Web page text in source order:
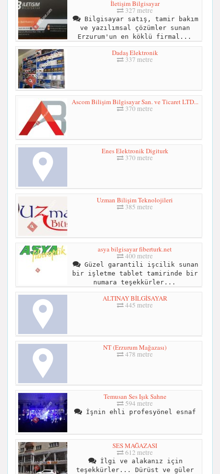
İletişim Bilgisayar
327 metre
Bilgisayar satış, tamir bakım
ve yazılımsal çözümler sunan
Erzurum'un en köklü firmal...
Dadaş Elektronik
337 metre
Ascom Bilişim Bilgisayar San. ve Ticaret LTD...
370 metre
Enes Elektronik Digiturk
370 metre
Uzman Bilişim Teknolojileri
385 metre
asya bilgisayar fiberturk.net
400 metre
Güzel garantili işcilik sunan
bir işletme tablet tamirinde bir
numara teşekkürler...
ALTINAY BİLGİSAYAR
445 metre
NT (Erzurum Mağazası)
478 metre
Temusan Ses Işık Sahne
594 metre
İşnin ehli profesyönel esnaf
SES MAĞAZASI
612 metre
İlgi ve alakanız için
teşekkürler... Dürüst ve güler